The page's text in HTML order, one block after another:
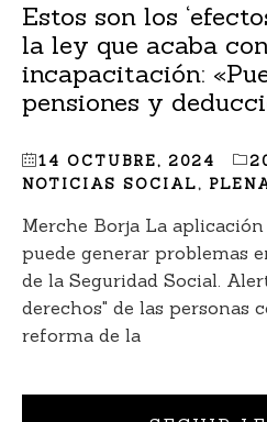
Estos son los
la ley que acaba
incapacitación:
pensiones y
14 OCTUBRE, 2024
NOTICIAS SOCIAL,
Merche Borja La
puede generar problemas
de la Seguridad Social.
derechos" de las personas
reforma de la